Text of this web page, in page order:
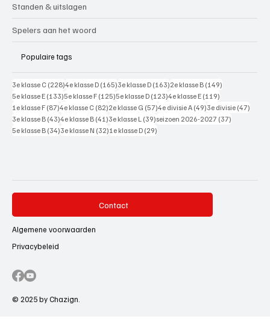
Standen & uitslagen
Spelers aan het woord
Populaire tags
3e klasse C (228)228 posts
4e klasse D (165)165 posts
3e klasse D (163)163 posts
2e klasse B (149)
5e klasse E (133)133 posts
5e klasse F (125)125 posts
5e klasse D (123)123 posts
4e klasse E (119)
1e klasse F (87)87 posts
4e klasse C (82)82 posts
2e klasse G (57)57 posts
4e divisie A (49)49 posts
3e divisie (47)
3e klasse B (43)43 posts
4e klasse B (41)41 posts
3e klasse L (39)39 posts
seizoen 2026-2027 (37)
5e klasse B (34)34 posts
3e klasse N (32)32 posts
1e klasse D (29)
Contact
Algemene voorwaarden
Privacybeleid
© 2025 by Chazign.